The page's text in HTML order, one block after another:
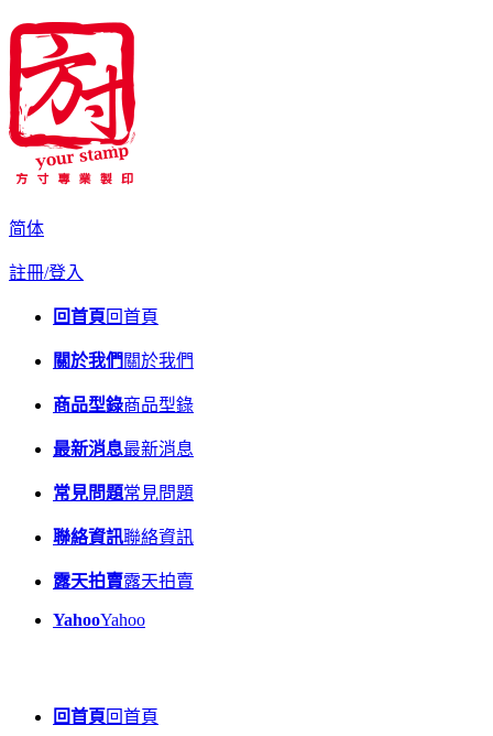
简体
註冊/登入
回首頁回首頁
關於我們 關於我們
商品型錄商品型錄
最新消息最新消息
常見問題常見問題
聯絡資訊聯絡資訊
露天拍賣露天拍賣
YahooYahoo
回首頁回首頁